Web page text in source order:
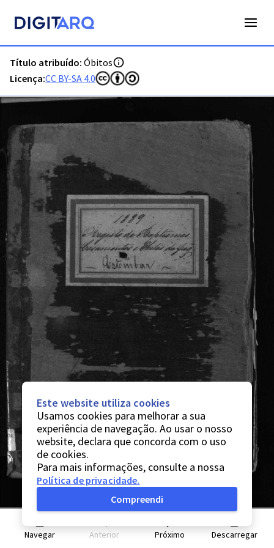
Título atribuído: Óbitos
Licença:CC BY-SA 4.0
Navegar Anterior Próximo Descarregar
Este website utiliza cookies
Usamos cookies para melhorar a sua
experiência de navegação. Ao usar o nosso
website, declara que concorda com o uso
de cookies.
Para mais informações, consulte a nossa
Política de privacidade.
Compreendi